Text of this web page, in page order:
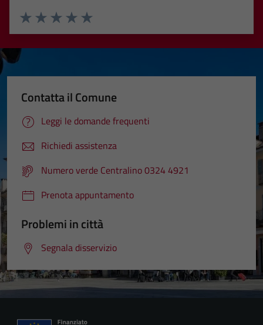
Valuta 5 stelle su 5
Valuta 4 stelle su 5
Valuta 3 stelle su 5
Valuta 2 stelle su 5
Valuta 1 stelle su 5
Contatta il Comune
Leggi le domande frequenti
Richiedi assistenza
Numero verde Centralino 0324 4921
Prenota appuntamento
Problemi in città
Segnala disservizio